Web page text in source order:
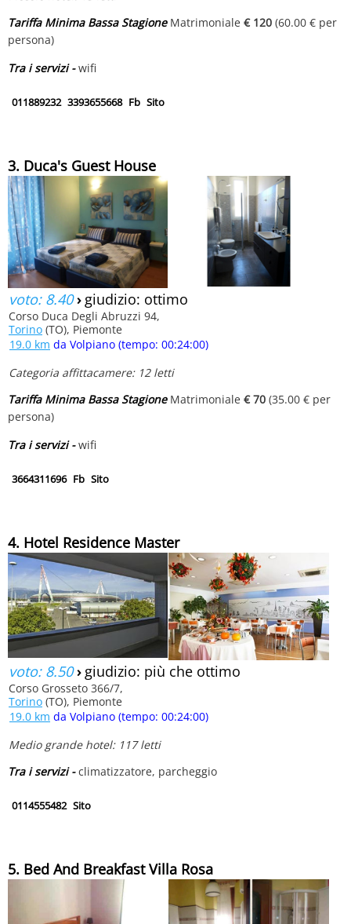
Tariffa Minima Bassa StagioneMatrimoniale € 120 (60.00 € per
persona)
Tra i servizi -wifi
011889232 3393655668 Fb Sito
3. Duca's Guest House
voto: 8.40› giudizio: ottimo
Corso Duca Degli Abruzzi 94,
Torino (TO), Piemonte
19.0 km da Volpiano (tempo: 00:24:00)
Categoria affittacamere: 12 letti
Tariffa Minima Bassa StagioneMatrimoniale € 70 (35.00 € per
persona)
Tra i servizi -wifi
3664311696 Fb Sito
4. Hotel Residence Master
voto: 8.50› giudizio: più che ottimo
Corso Grosseto 366/7,
Torino (TO), Piemonte
19.0 km da Volpiano (tempo: 00:24:00)
Medio grande hotel: 117 letti
Tra i servizi -climatizzatore, parcheggio
0114555482 Sito
5. Bed And Breakfast Villa Rosa